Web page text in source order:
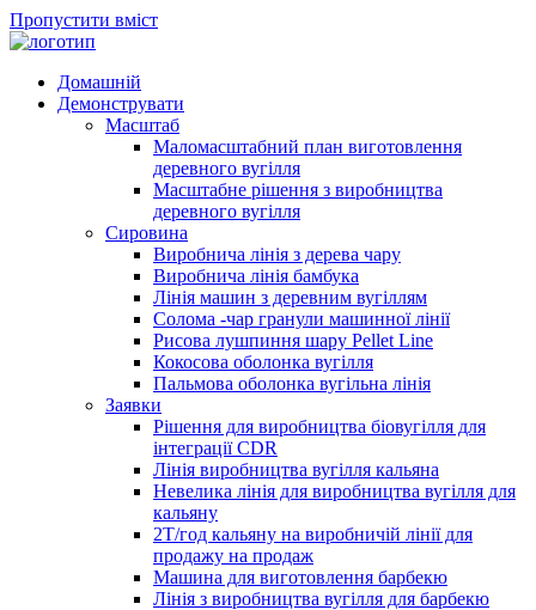
Пропустити вміст
Домашній
Демонструвати
Масштаб
Маломасштабний план виготовлення
деревного вугілля
Масштабне рішення з виробництва
деревного вугілля
Сировина
Виробнича лінія з дерева чару
Виробнича лінія бамбука
Лінія машин з деревним вугіллям
Солома -чар гранули машинної лінії
Рисова лушпиння шару Pellet Line
Кокосова оболонка вугілля
Пальмова оболонка вугільна лінія
Заявки
Рішення для виробництва біовугілля для
інтеграції CDR
Лінія виробництва вугілля кальяна
Невелика лінія для виробництва вугілля для
кальяну
2Т/год кальяну на виробничій лінії для
продажу на продаж
Машина для виготовлення барбекю
Лінія з виробництва вугілля для барбекю